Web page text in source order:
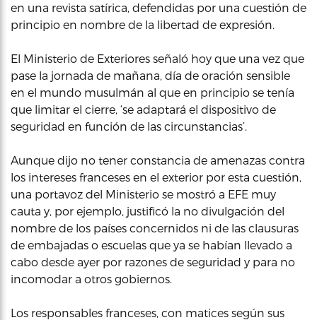
en una revista satírica, defendidas por una cuestión de
principio en nombre de la libertad de expresión.
El Ministerio de Exteriores señaló hoy que una vez que
pase la jornada de mañana, día de oración sensible
en el mundo musulmán al que en principio se tenía
que limitar el cierre, ‘se adaptará el dispositivo de
seguridad en función de las circunstancias’.
Aunque dijo no tener constancia de amenazas contra
los intereses franceses en el exterior por esta cuestión,
una portavoz del Ministerio se mostró a EFE muy
cauta y, por ejemplo, justificó la no divulgación del
nombre de los países concernidos ni de las clausuras
de embajadas o escuelas que ya se habían llevado a
cabo desde ayer por razones de seguridad y para no
incomodar a otros gobiernos.
Los responsables franceses, con matices según sus